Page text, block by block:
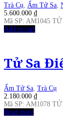
Trà Cụ Ấm Tử Sa
5.600.000 ₫
Mã SP: AM1045
Add to cart
Tử Sa
Ấm Tử Sa Trà Cụ
2.180.000 ₫
Mã SP: AM1078
Read more